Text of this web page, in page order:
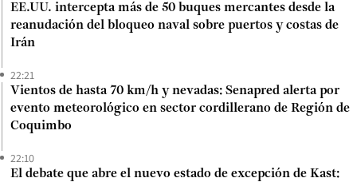
EE.UU. intercepta más de 50 buques mercantes desde la
reanudación del bloqueo naval sobre puertos y costas de
Irán
22:21
Vientos de hasta 70 km/h y nevadas: Senapred alerta por
evento meteorológico en sector cordillerano de Región de
Coquimbo
22:10
El debate que abre el nuevo estado de excepción de Kast: